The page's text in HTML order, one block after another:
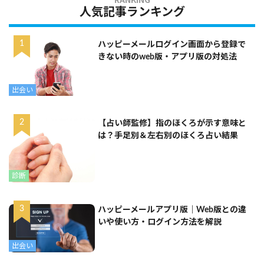
人気記事ランキング
出会い
ハッピーメールログイン画面から登録で
きない時のweb版・アプリ版の対処法
診断
【占い師監修】指のほくろが示す意味と
は？手足別＆左右別のほくろ占い結果
出会い
ハッピーメールアプリ版｜Web版との違
いや使い方・ログイン方法を解説